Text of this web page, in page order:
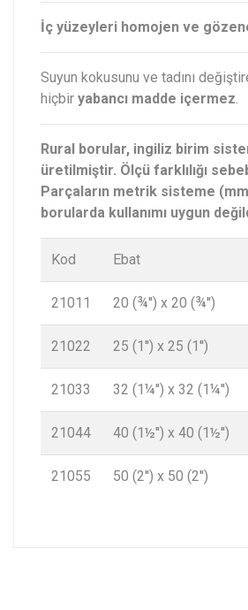
İç yüzeyleri homojen ve
Suyun kokusunu ve tadını
hiçbir yabancı madde içermez.
Rural borular, ingiliz birim
üretilmiştir. Ölçü farklılığı
Parçaların metrik sisteme
borularda kullanımı uygun
Kod Ebat
21011 20 (¾'') x 20 (¾'')
21022 25 (1'') x 25 (1'')
21033 32 (1¼'') x 32 (1¼'')
21044 40 (1½'') x 40 (1½'')
21055 50 (2'') x 50 (2'')